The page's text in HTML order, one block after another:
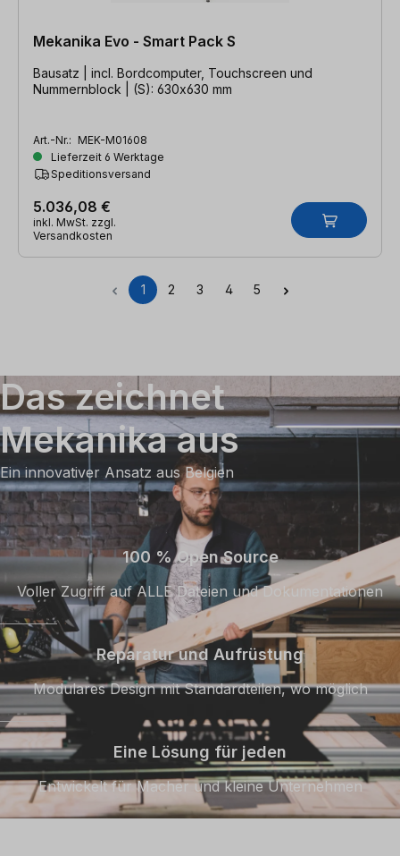
Mekanika Evo - Smart Pack S
Bausatz | incl. Bordcomputer, Touchscreen und
Nummernblock | (S): 630x630 mm
Art.-Nr.: MEK-M01608
Lieferzeit 6 Werktage
Speditionsversand
5.036,08 €
inkl. MwSt. zzgl.
Versandkosten
Seite
1 Seite
2 Seite
3 Seite
4 Seite
5
Das zeichnet
Mekanika aus
Ein innovativer Ansatz aus Belgien
100 % Open Source
Voller Zugriff auf ALLE Dateien und Dokumentationen
Reparatur und Aufrüstung
Modulares Design mit Standardteilen, wo möglich
Eine Lösung für jeden
Entwickelt für Macher und kleine Unternehmen